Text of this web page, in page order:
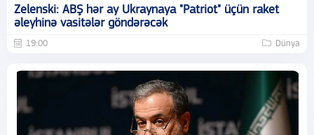
Zelenski: ABŞ hər ay Ukraynaya "Patriot" üçün raket
əleyhinə vasitələr göndərəcək
19:00 Dünya